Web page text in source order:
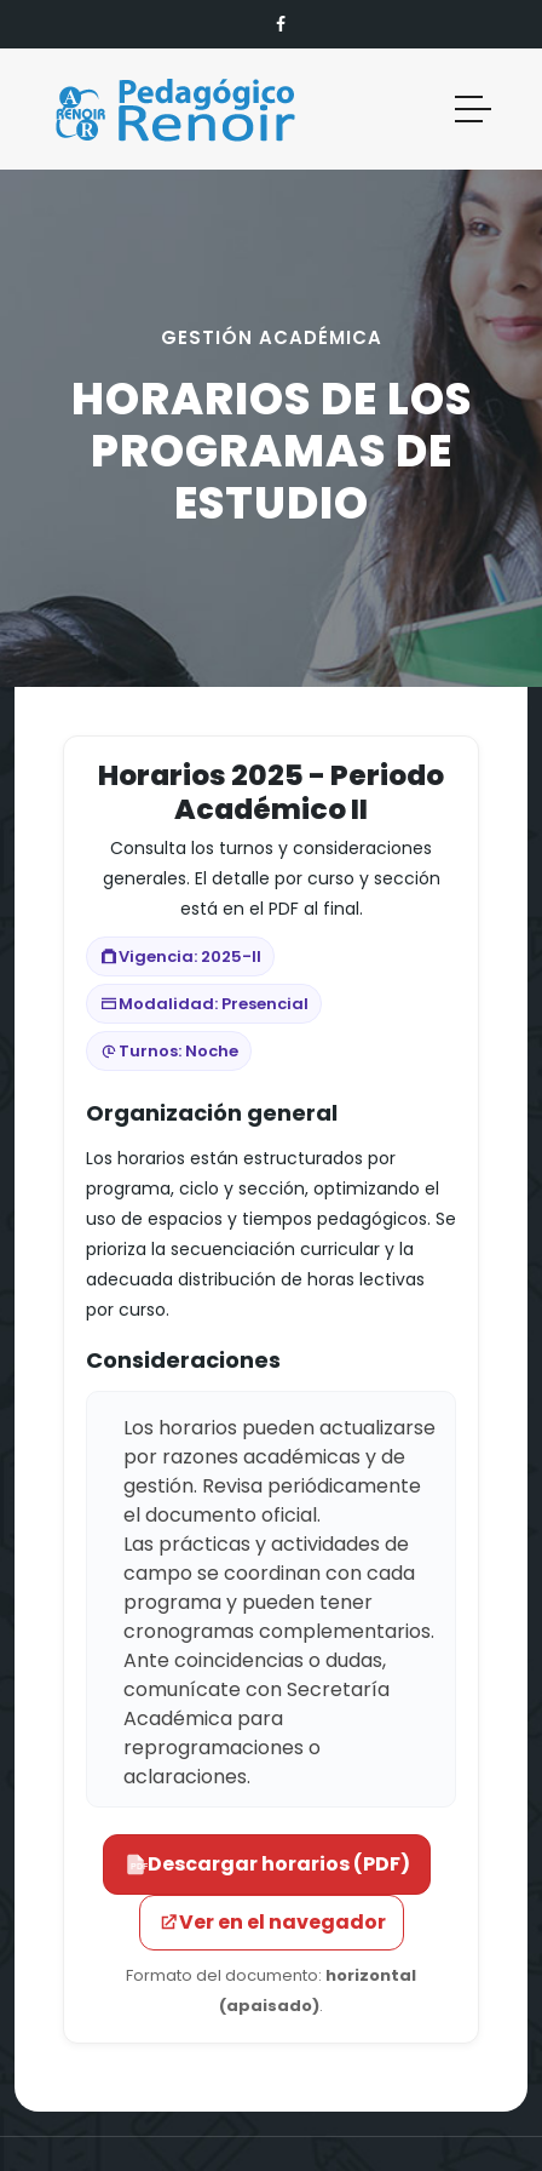
GESTIÓN ACADÉMICA
HORARIOS DE LOS
PROGRAMAS DE
ESTUDIO
Horarios 2025 - Periodo
Académico II
Consulta los turnos y consideraciones
generales. El detalle por curso y sección
está en el PDF al final.
Vigencia: 2025-II
Modalidad: Presencial
Turnos: Noche
Organización general
Los horarios están estructurados por
programa, ciclo y sección, optimizando el
uso de espacios y tiempos pedagógicos. Se
prioriza la secuenciación curricular y la
adecuada distribución de horas lectivas
por curso.
Consideraciones
Los horarios pueden actualizarse
por razones académicas y de
gestión. Revisa periódicamente
el documento oficial.
Las prácticas y actividades de
campo se coordinan con cada
programa y pueden tener
cronogramas complementarios.
Ante coincidencias o dudas,
comunícate con Secretaría
Académica para
reprogramaciones o
aclaraciones.
PDFDescargar horarios (PDF)
Ver en el navegador
Formato del documento: horizontal
(apaisado).